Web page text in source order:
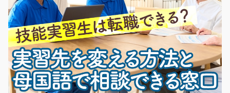
時給1400～1750円
福岡県福岡市東区
気になる
クルマ部品の加工(カンタンな機械操作)/g01_0021